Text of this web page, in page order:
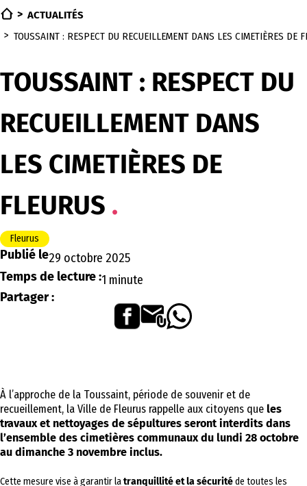
ACTUALITÉS
TOUSSAINT : RESPECT DU RECUEILLEMENT DANS LES CIMETIÈRES DE
TOUSSAINT : RESPECT DU
RECUEILLEMENT DANS
LES CIMETIÈRES DE
FLEURUS
Fleurus
Publié le29 octobre 2025
Temps de lecture :1 minute
Partager :
À l’approche de la Toussaint, période de souvenir et de
recueillement, la Ville de Fleurus rappelle aux citoyens que les
travaux et nettoyages de sépultures seront interdits dans
l’ensemble des cimetières communaux du lundi 28 octobre
au dimanche 3 novembre inclus.
Cette mesure vise à garantir latranquillité et la sécuritéde toutes les